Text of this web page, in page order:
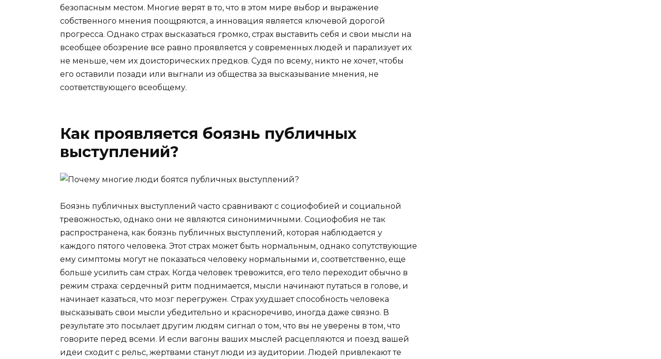
безопасным местом. Многие верят в то, что в этом мире выбор и выражение
собственного мнения поощряются, а инновация является ключевой дорогой
прогресса. Однако страх высказаться громко, страх выставить себя и свои мысли на
всеобщее обозрение все равно проявляется у современных людей и парализует их
не меньше, чем их доисторических предков. Судя по всему, никто не хочет, чтобы
его оставили позади или выгнали из общества за высказывание мнения, не
соответствующего всеобщему.
Как проявляется боязнь публичных
выступлений?
Боязнь публичных выступлений часто сравнивают с социофобией и социальной
тревожностью, однако они не являются синонимичными. Социофобия не так
распространена, как боязнь публичных выступлений, которая наблюдается у
каждого пятого человека. Этот страх может быть нормальным, однако сопутствующие
ему симптомы могут не показаться человеку нормальными и, соответственно, еще
больше усилить сам страх. Когда человек тревожится, его тело переходит обычно в
режим страха: сердечный ритм поднимается, мысли начинают путаться в голове, и
начинает казаться, что мозг перегружен. Страх ухудшает способность человека
высказывать свои мысли убедительно и красноречиво, иногда даже связно. В
результате это посылает другим людям сигнал о том, что вы не уверены в том, что
говорите перед всеми. И если вагоны ваших мыслей расцепляются и поезд вашей
идеи сходит с рельс, жертвами станут люди из аудитории. Людей привлекают те